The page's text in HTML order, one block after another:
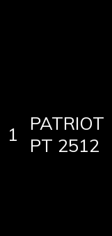
1
PATRIOT
PT 2512